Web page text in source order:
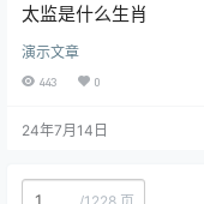
太监是什么生肖
演示文章
443 0
24年7月14日